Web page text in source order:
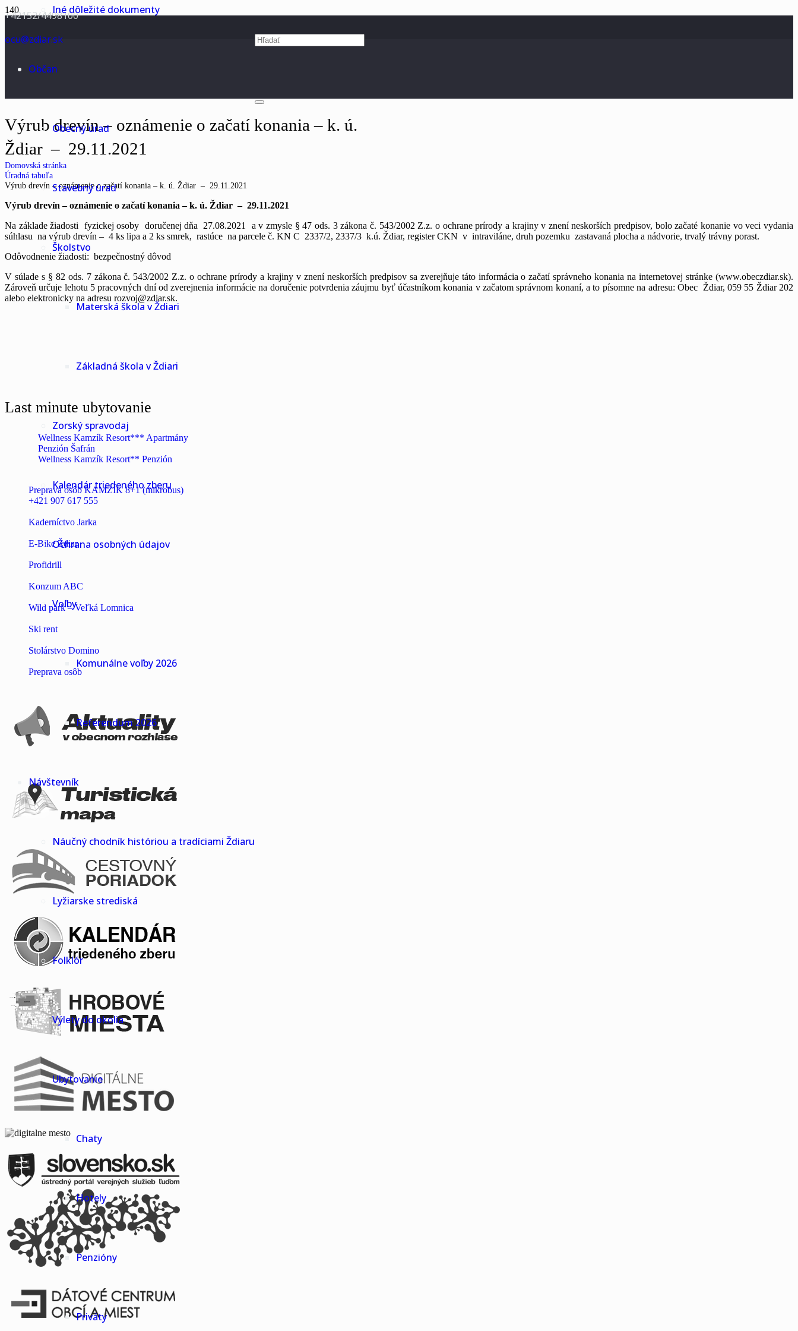
+42152/4498100
ocu@zdiar.sk
Iné dôležité dokumenty
Občan
Obecný úrad
Stavebný úrad
Školstvo
Materská škola v Ždiari
Základná škola v Ždiari
Zorský spravodaj
Kalendár triedeného zberu
Ochrana osobných údajov
Voľby
Komunálne voľby 2026
Referendum 2026
Návštevník
Náučný chodník históriou a tradíciami Ždiaru
Lyžiarske strediská
Folklór
Výlety do okolia
Ubytovanie
Chaty
Hotely
Penzióny
Priváty
Výrub drevín – oznámenie o začatí konania – k. ú.
Ždiar – 29.11.2021
Domovská stránka
Úradná tabuľa
Výrub drevín – oznámenie o začatí konania – k. ú. Ždiar – 29.11.2021
Výrub drevín – oznámenie o začatí konania – k. ú. Ždiar – 29.11.2021
Na základe žiadosti fyzickej osoby doručenej dňa 27.08.2021 a v zmysle § 47 ods. 3 zákona č. 543/2002 Z.z. o ochrane prírody a krajiny v znení neskorších predpisov, bolo začaté konanie vo veci vydania
súhlasu na výrub drevín – 4 ks lipa a 2 ks smrek, rastúce na parcele č. KN C 2337/2, 2337/3 k.ú. Ždiar, register CKN v intraviláne, druh pozemku zastavaná plocha a nádvorie, trvalý trávny porast.
Odôvodnenie žiadosti: bezpečnostný dôvod
V súlade s § 82 ods. 7 zákona č. 543/2002 Z.z. o ochrane prírody a krajiny v znení neskorších predpisov sa zverejňuje táto informácia o začatí správneho konania na internetovej stránke (www.obeczdiar.sk).
Zároveň určuje lehotu 5 pracovných dní od zverejnenia informácie na doručenie potvrdenia záujmu byť účastníkom konania v začatom správnom konaní, a to písomne na adresu: Obec Ždiar, 059 55 Ždiar 202
alebo elektronicky na adresu rozvoj@zdiar.sk.
Last minute ubytovanie
Wellness Kamzík Resort*** Apartmány
Penzión Šafrán
Wellness Kamzík Resort** Penzión
Preprava osôb KAMZÍK 8+1 (mikrobus)
+421 907 617 555
Kaderníctvo Jarka
E-Bike Ždiar
Profidrill
Konzum ABC
Wild park – Veľká Lomnica
Ski rent
Stolárstvo Domino
Preprava osôb